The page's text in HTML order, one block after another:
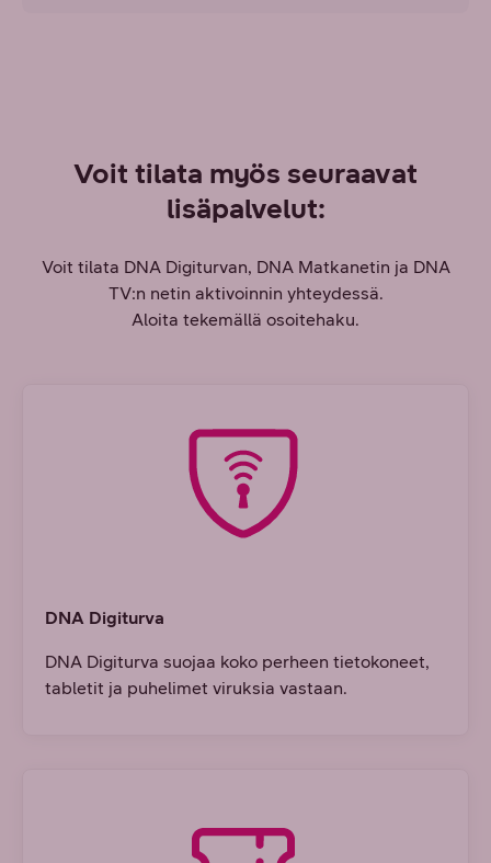
Voit tilata myös seuraavat
lisäpalvelut:
Voit tilata DNA Digiturvan, DNA Matkanetin ja DNA
TV:n netin aktivoinnin yhteydessä.
Aloita tekemällä osoitehaku.
DNA Digiturva
DNA Digiturva suojaa koko perheen tietokoneet,
tabletit ja puhelimet viruksia vastaan.